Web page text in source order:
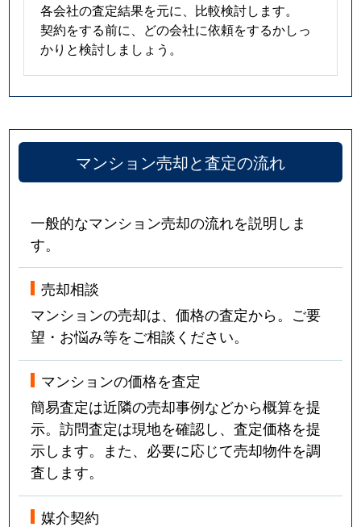
各会社の査定結果を元に、比較検討します。
契約をする前に、どの会社に依頼をするかしっ
かりと検討しましょう。
マンション売却と査定の流れ
一般的なマンション売却の流れを説明しま
す。
売却相談
マンションの売却は、価格の査定から。ご要
望・お悩み等をご相談ください。
マンションの価格を査定
簡易査定は近隣の売却事例などから概算を提
示。訪問査定は現地を確認し、査定価格を提
示します。また、必要に応じて売却物件を調
査します。
媒介契約